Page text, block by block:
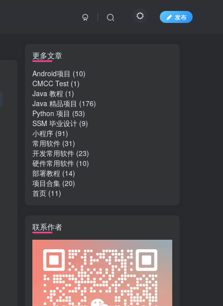
发布
1 简介
2 技术栈
3 功能结构设计
4 数据库设计
第5章 系统实现
参考文献
推荐阅读
更多文章
Android项目 (10)
CMCC Test (1)
Java 教程 (1)
Java 精品项目 (176)
Python 项目 (53)
SSM 毕业设计 (9)
小程序 (91)
常用软件 (31)
开发常用软件 (23)
硬件常用软件 (10)
部署教程 (14)
项目合集 (20)
首页 (11)
联系作者